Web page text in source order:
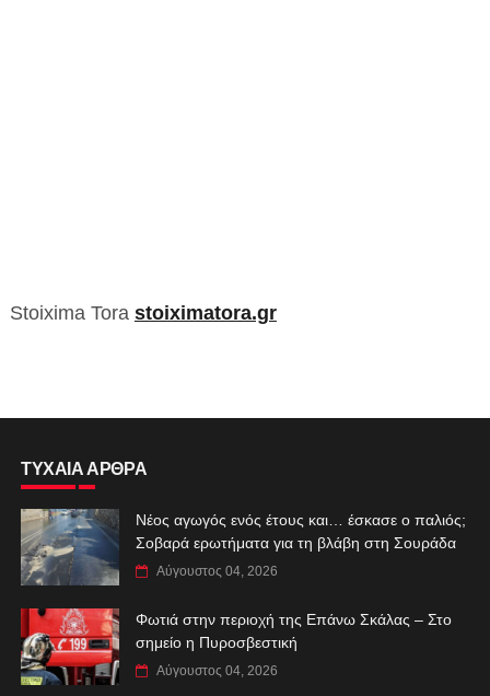
Stoixima Tora stoiximatora.gr
ΤΥΧΑΙΑ ΑΡΘΡΑ
Νέος αγωγός ενός έτους και… έσκασε ο παλιός;
Σοβαρά ερωτήματα για τη βλάβη στη Σουράδα
Αύγουστος 04, 2026
Φωτιά στην περιοχή της Επάνω Σκάλας – Στο
σημείο η Πυροσβεστική
Αύγουστος 04, 2026